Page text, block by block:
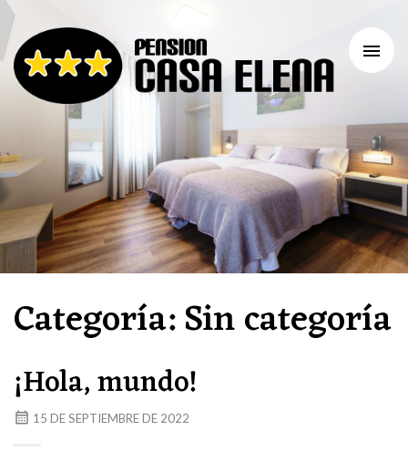
Elena
–
Arzúa
–
Camino
de
Categoría:Sin categoría
¡Hola, mundo!
POSTED
15 DE SEPTIEMBRE DE 2022